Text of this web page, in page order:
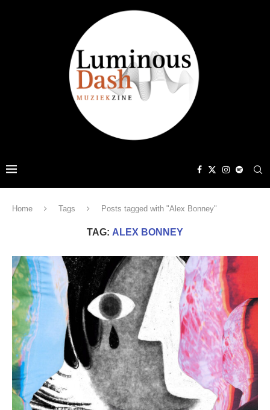
Home Tags Posts tagged with "Alex Bonney"
TAG: ALEX BONNEY